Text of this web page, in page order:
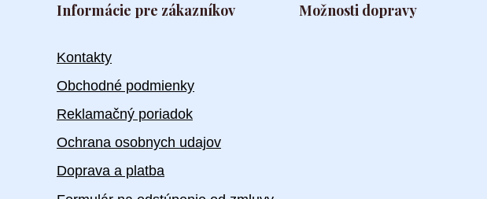
Informácie pre zákazníkov
Kontakty
Obchodné podmienky
Reklamačný poriadok
Ochrana osobnych udajov
Doprava a platba
Možnosti dopravy